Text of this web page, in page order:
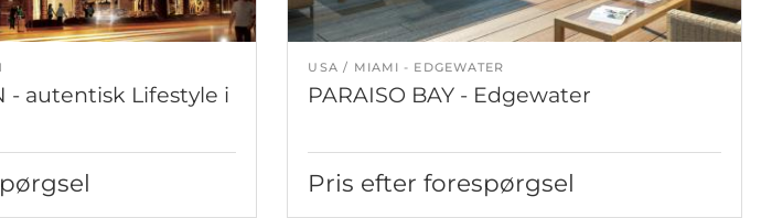
- autentisk Lifestyle i
USA MIAMI - EDGEWATER
PARAISO BAY - Edgewater
Pris efter forespørgsel